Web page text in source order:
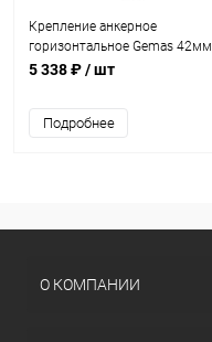
Крепление анкерное
горизонтальное Gemas 42мм
AISI 304 (14410)
5 338 ₽/ шт
Подробнее
О КОМПАНИИ